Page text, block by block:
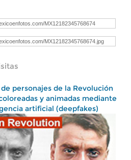
personajes de la Revolución
y animadas mediante
artificial (deepfakes)